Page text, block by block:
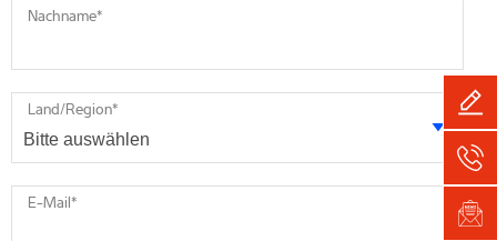
Nachname*
Land/Region*
E-Mail*